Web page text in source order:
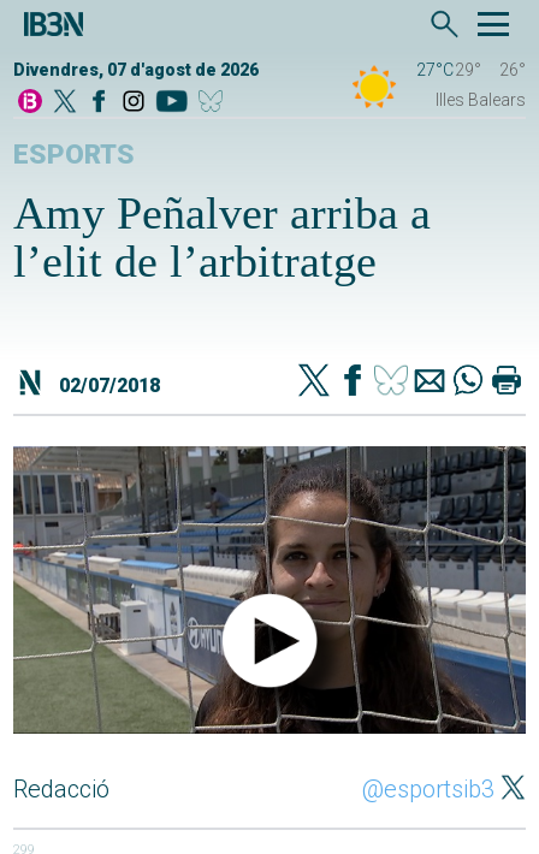
Divendres, 07 d'agost de 2026 27°C29°
26°
Illes Balears
ESPORTS
Amy Peñalver arriba a
l’elit de l’arbitratge
02/07/2018
Redacció @esportsib3
299